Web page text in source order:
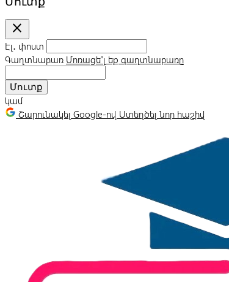
close
Էլ․ փոստ
Գաղտնաբառ Մոռացե՞լ եք գաղտնաբառը
Մուտք
կամ
Շարունակել Google-ով Ստեղծել նոր հաշիվ